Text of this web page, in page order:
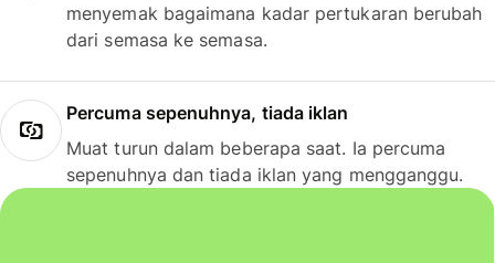
menyemak bagaimana kadar pertukaran berubah
dari semasa ke semasa.
Percuma sepenuhnya, tiada iklan
Muat turun dalam beberapa saat. Ia percuma
sepenuhnya dan tiada iklan yang mengganggu.